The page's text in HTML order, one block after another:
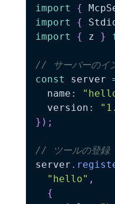
import {
import
{
import
{ z }
// サーバーのイ
const
server
  name
:
  version
:
} ) ;
// ツールの登録
server .
"hello" ,
{